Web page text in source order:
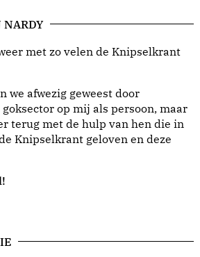
NARDY
met zo velen de Knipselkrant
we afwezig geweest door
op mij als persoon, maar
terug met de hulp van hen die in
Knipselkrant geloven en deze